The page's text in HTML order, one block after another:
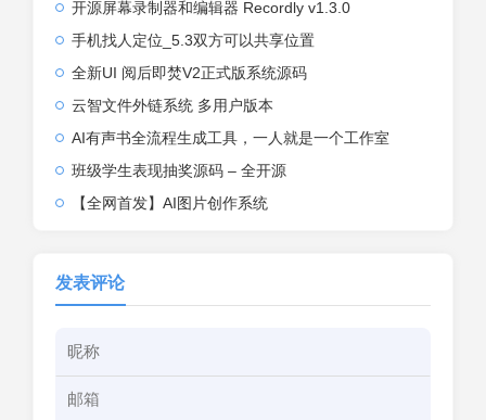
开源屏幕录制器和编辑器 Recordly v1.3.0
手机找人定位_5.3双方可以共享位置
全新UI 阅后即焚V2正式版系统源码
云智文件外链系统 多用户版本
AI有声书全流程生成工具，一人就是一个工作室
班级学生表现抽奖源码 – 全开源
【全网首发】AI图片创作系统
发表评论